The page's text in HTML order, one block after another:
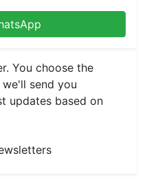
You choose the
send you
updates based on